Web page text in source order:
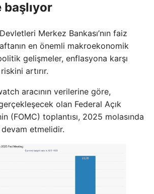
Merkez Bankası’nın faiz
en önemli makroekonomik
gelişmeler, enflasyona karşı
artırır.
aracının verilerine göre,
olan Federal Açık
(FOMC) toplantısı, 2025 molasında
devam etmelidir.